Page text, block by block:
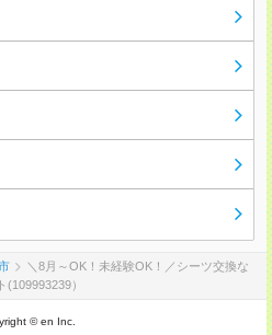
＼8月～OK！未経験OK！／シーツ交換な
）
© en Inc.